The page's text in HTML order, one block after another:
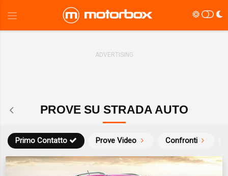
PROVE SU STRADA AUTO
Prove Video Confronti
Primo Contatto